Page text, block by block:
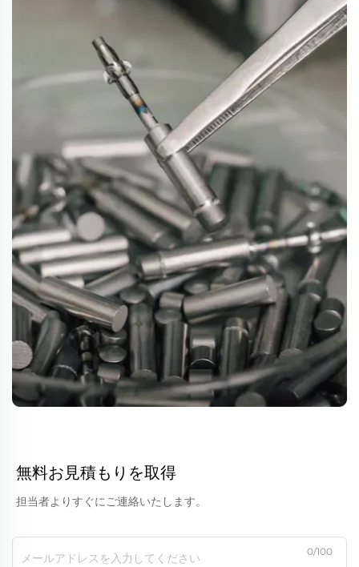
無料お見積もりを取得
担当者よりすぐにご連絡いたします。
0/100